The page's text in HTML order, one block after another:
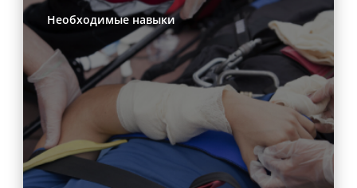
Необходимые навыки